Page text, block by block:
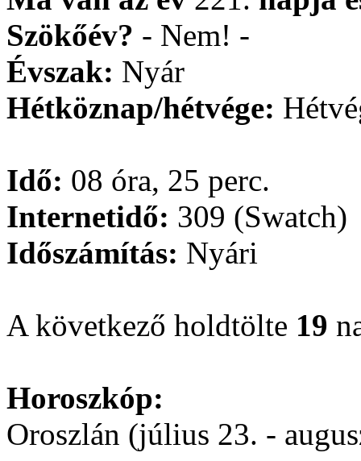
Szökőév? - Nem! -
Évszak: Nyár
Hétköznap/hétvége:
Idő: 08 óra, 25 perc.
Internetidő: 309 (Swatch)
Időszámítás: Nyári
A következő holdtölte 19
Horoszkóp:
Oroszlán (július 23. -